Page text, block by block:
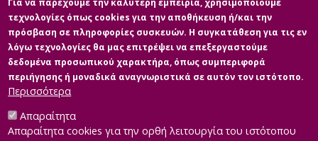
των κωμωδιών του Αριστοφάνη για παιδιά στη σύγχρονη
δραματουργία. Αρχικά, γίνεται διερεύνηση του όρου διασκευή
και εστιάζεται η προσοχή στην καταλληλότητα των έργων του
Αριστοφάνη για το νεανικό κοινό. Τα έργα που αναλύονται
δραματουργικά είναι οι" Όρνιθες" του Δημήτρη Αδάμη, η
τριλογία "Όρνιθες, Ειρήνη, Βάτραχοι" του Καλατζόπουλου και ο
"Πλούτος", μια θεατρ...
τεχνολογίες όπως cookies για την αποθήκευση ή/και την
πρόσβαση σε πληροφορίες συσκευών. Η συγκατάθεση για τις εν
λόγω τεχνολογίες θα μας επιτρέψει να επεξεργαστούμε
δεδομένα προσωπικού χαρακτήρα, όπως συμπεριφορά
περιήγησης ή μοναδικά αναγνωριστικά σε αυτόν τον ιστότοπο.
Περισσότερα
Απαραίτητα
Απαραίτητα cookies για την ορθή λειτουργία του ιστότοπου